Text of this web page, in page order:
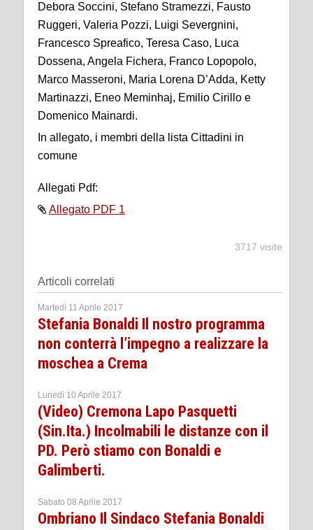
Debora Soccini, Stefano Stramezzi, Fausto
Ruggeri, Valeria Pozzi, Luigi Severgnini,
Francesco Spreafico, Teresa Caso, Luca
Dossena, Angela Fichera, Franco Lopopolo,
Marco Masseroni, Maria Lorena D’Adda, Ketty
Martinazzi, Eneo Meminhaj, Emilio Cirillo e
Domenico Mainardi.
In allegato, i membri della lista Cittadini in
comune
Allegati Pdf:
Allegato PDF 1
3717 visite
Articoli correlati
Martedì 11 Aprile 2017
Stefania Bonaldi Il nostro programma
non conterrà l’impegno a realizzare la
moschea a Crema
Lunedì 10 Aprile 2017
(Video) Cremona Lapo Pasquetti
(Sin.Ita.) Incolmabili le distanze con il
PD. Però stiamo con Bonaldi e
Galimberti.
Sabato 08 Aprile 2017
Ombriano Il Sindaco Stefania Bonaldi